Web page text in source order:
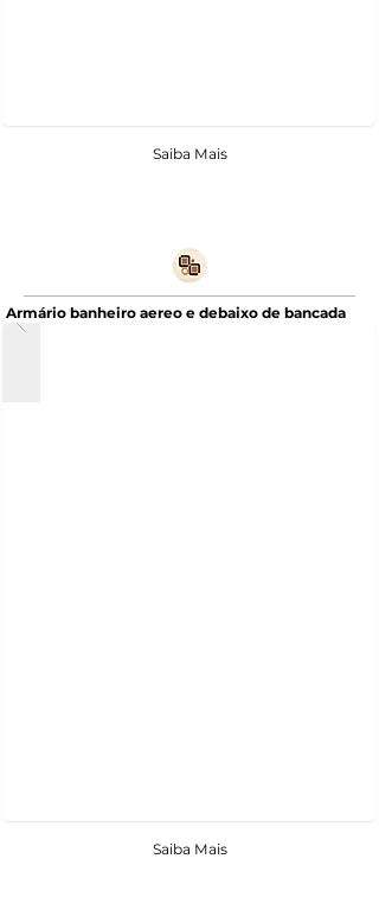
Saiba Mais
Armário banheiro aereo e debaixo de bancada
Saiba Mais